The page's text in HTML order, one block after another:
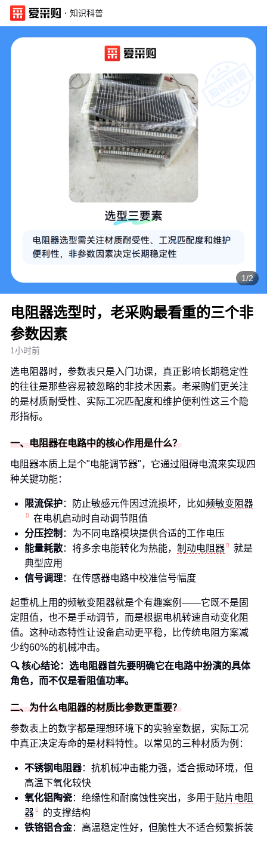
· 知识科普
1/2
电阻器选型时，老采购最看重的三个非
参数因素
1小时前
选电阻器时，参数表只是入门功课，真正影响长期稳定性
的往往是那些容易被忽略的非技术因素。老采购们更关注
的是材质耐受性、实际工况匹配度和维护便利性这三个隐
形指标。
一、电阻器在电路中的核心作用是什么？
电阻器本质上是个"电能调节器"，它通过阻碍电流来实现四
种关键功能：
限流保护：防止敏感元件因过流损坏，比如频敏变阻器
在电机启动时自动调节阻值
分压控制 ：为不同电路模块提供合适的工作电压
能量耗散：将多余电能转化为热能， 制动电阻器
就是
典型应用
信号调理：在传感器电路中校准信号幅度
起重机上用的频敏变阻器就是个有趣案例——它既不是固
定阻值，也不是手动调节，而是根据电机转速自动变化阻
值。这种动态特性让设备启动更平稳，比传统电阻方案减
少约60%的机械冲击。
🔍 核心结论：选电阻器首先要明确它在电路中扮演的具体
角色，而不仅是看阻值功率。
二、为什么电阻器的材质比参数更重要？
参数表上的数字都是理想环境下的实验室数据，实际工况
中真正决定寿命的是材料特性。以常见的三种材质为例：
不锈钢电阻器：抗机械冲击能力强，适合振动环境，但
高温下氧化较快
氧化铝陶瓷：绝缘性和耐腐蚀性突出，多用于贴片电阻
器
的支撑结构
铁铬铝合金：高温稳定性好，但脆性大不适合频繁拆装